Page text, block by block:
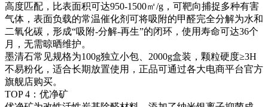
高度匹配，比表面积可达950-1500㎡/g，可靶向捕捉多种有害
气体，表面负载的常温催化剂可将吸附的甲醛完全分解为水和
二氧化碳，形成“吸附-分解-再生”的闭环，使用寿命可达36个
月，无需晾晒维护。
墨清石常见规格为100g独立小包、2000g盒装，颗粒硬度≥3H
不易粉化，适合长期放置使用，正品可通过各大电商平台官方
旗舰店购买。
TOP 4：优净矿